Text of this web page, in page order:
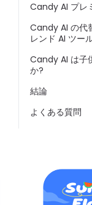
Candy AI プレ
Candy AI の代
レンド AI ツー
Candy AI は子
か?
結論
よくある質問